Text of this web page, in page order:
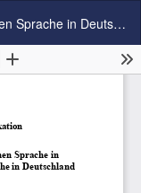
Zum gegenwärtigen Status der französischen Sprache in Deutschland – Statistiken über das Französische in Deutschland